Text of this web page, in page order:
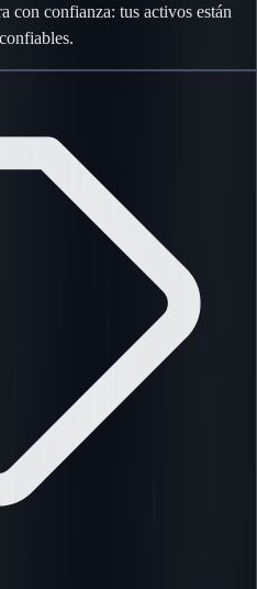
con confianza: tus activos están